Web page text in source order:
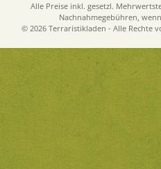
Alle Preise inkl. gesetzl.
Nachnahmegebühren,
© 2026 Terraristikladen - Alle Rechte